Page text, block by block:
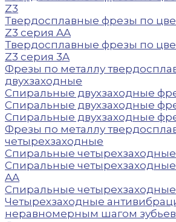
Z3
Твердосплавные фрезы по
Z3 серия AA
Твердосплавные фрезы по
Z3 серия 3A
Фрезы по металлу
двухзаходные
Спиральные двухзаходные
Спиральные двухзаходные
Спиральные двухзаходные
Фрезы по металлу
четырехзаходные
Спиральные
Спиральные
AA
Спиральные
Четырехзаходные
неравномерным шагом зубьев